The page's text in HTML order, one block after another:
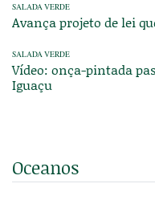
SALADA VERDE
Avança projeto de lei
SALADA VERDE
Vídeo: onça-pintada
Iguaçu
Oceanos